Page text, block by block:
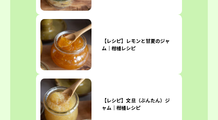
【レシピ】レモンと甘夏のジャ
ム｜柑橘レシピ
【レシピ】文旦（ぶんたん）ジ
ャム｜柑橘レシピ